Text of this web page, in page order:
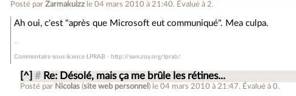
Posté parZarmakuizz le 04 mars 2010 à 21:40. Évalué à 2.
Ah oui, c'est "après que Microsoft eut communiqué". Mea culpa.
Commentaire sous licence LPRAB - http://sam.zoy.org/lprab/
[^] # Re: Désolé, mais ça me brûle les rétines...
Posté par Nicolas (site web personnel ) le 04 mars 2010 à 21:47. Évalué à0.